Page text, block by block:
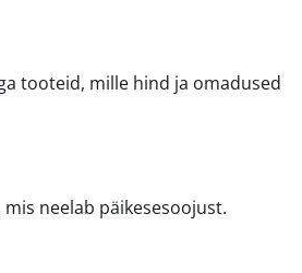
tooteid, mille hind ja omadused
neelab päikesesoojust.